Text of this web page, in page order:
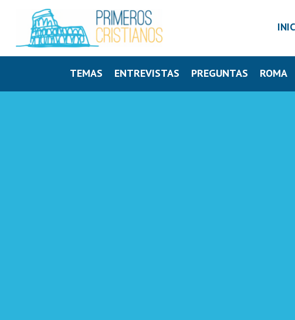
TEMAS ENTREVISTAS PREGUNTAS ROMA